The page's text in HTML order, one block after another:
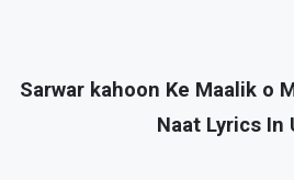
Sarwar kahoon Ke Maalik o
Naat Lyrics In